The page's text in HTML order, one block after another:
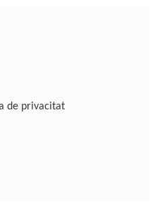
de privacitat